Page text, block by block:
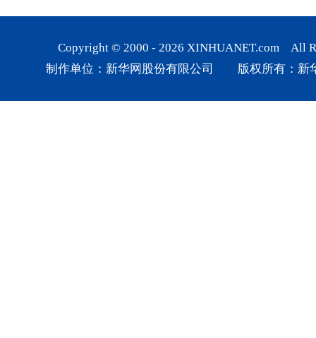
Copyright © 2000 - 2026 XINHUANET.com All
制作单位：新华网股份有限公司 版权所有：新